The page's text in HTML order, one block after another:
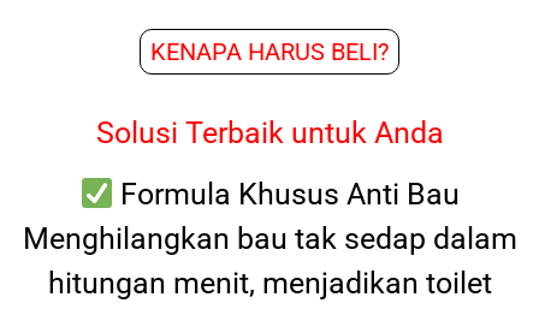
KENAPA HARUS BELI?
Solusi Terbaik untuk Anda
Formula Khusus Anti Bau
Menghilangkan bau tak sedap dalam
hitungan menit, menjadikan toilet